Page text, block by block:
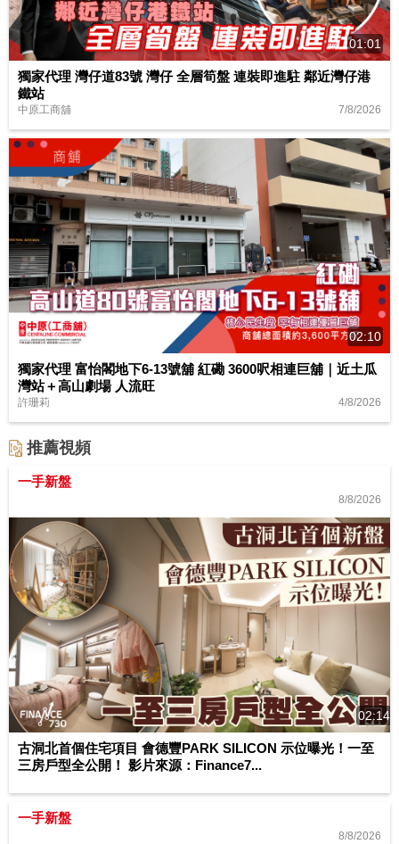
01:01
獨家代理 灣仔道83號 灣仔 全層筍盤 連裝即進駐 鄰近灣仔港
鐵站
中原工商舖 7/8/2026
02:10
獨家代理 富怡閣地下6-13號舖 紅磡 3600呎相連巨舖｜近土瓜
灣站＋高山劇場 人流旺
許珊莉 4/8/2026
推薦視頻
一手新盤
8/8/2026
02:14
古洞北首個住宅項目 會德豐PARK SILICON 示位曝光！一至
三房戶型全公開！ 影片來源：Finance7...
一手新盤
8/8/2026